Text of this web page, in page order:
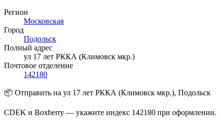
Регион
Московская
Город
Подольск
Полный адрес
ул 17 лет РККА (Климовск мкр.)
Почтовое отделение
142180
📦 Отправить на ул 17 лет РККА (Климовск мкр.), Подольск
CDEK и Boxberry — укажите индекс 142180 при оформлении.